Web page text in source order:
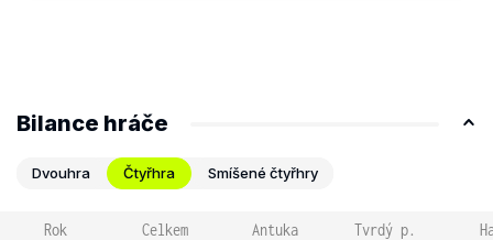
Bilance hráče
Dvouhra Čtyřhra Smíšené čtyřhry
Rok Celkem Antuka Tvrdý p.